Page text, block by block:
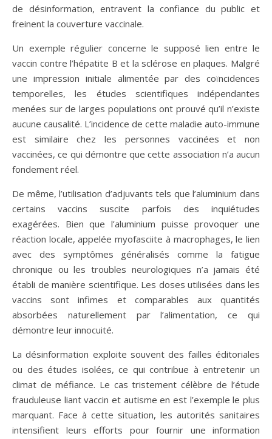
de désinformation, entravent la confiance du public et
freinent la couverture vaccinale.
Un exemple régulier concerne le supposé lien entre le
vaccin contre l’hépatite B et la sclérose en plaques. Malgré
une impression initiale alimentée par des coïncidences
temporelles, les études scientifiques indépendantes
menées sur de larges populations ont prouvé qu’il n’existe
aucune causalité. L’incidence de cette maladie auto-immune
est similaire chez les personnes vaccinées et non
vaccinées, ce qui démontre que cette association n’a aucun
fondement réel.
De même, l’utilisation d’adjuvants tels que l’aluminium dans
certains vaccins suscite parfois des inquiétudes
exagérées. Bien que l’aluminium puisse provoquer une
réaction locale, appelée myofasciite à macrophages, le lien
avec des symptômes généralisés comme la fatigue
chronique ou les troubles neurologiques n’a jamais été
établi de manière scientifique. Les doses utilisées dans les
vaccins sont infimes et comparables aux quantités
absorbées naturellement par l’alimentation, ce qui
démontre leur innocuité.
La désinformation exploite souvent des failles éditoriales
ou des études isolées, ce qui contribue à entretenir un
climat de méfiance. Le cas tristement célèbre de l’étude
frauduleuse liant vaccin et autisme en est l’exemple le plus
marquant. Face à cette situation, les autorités sanitaires
intensifient leurs efforts pour fournir une information